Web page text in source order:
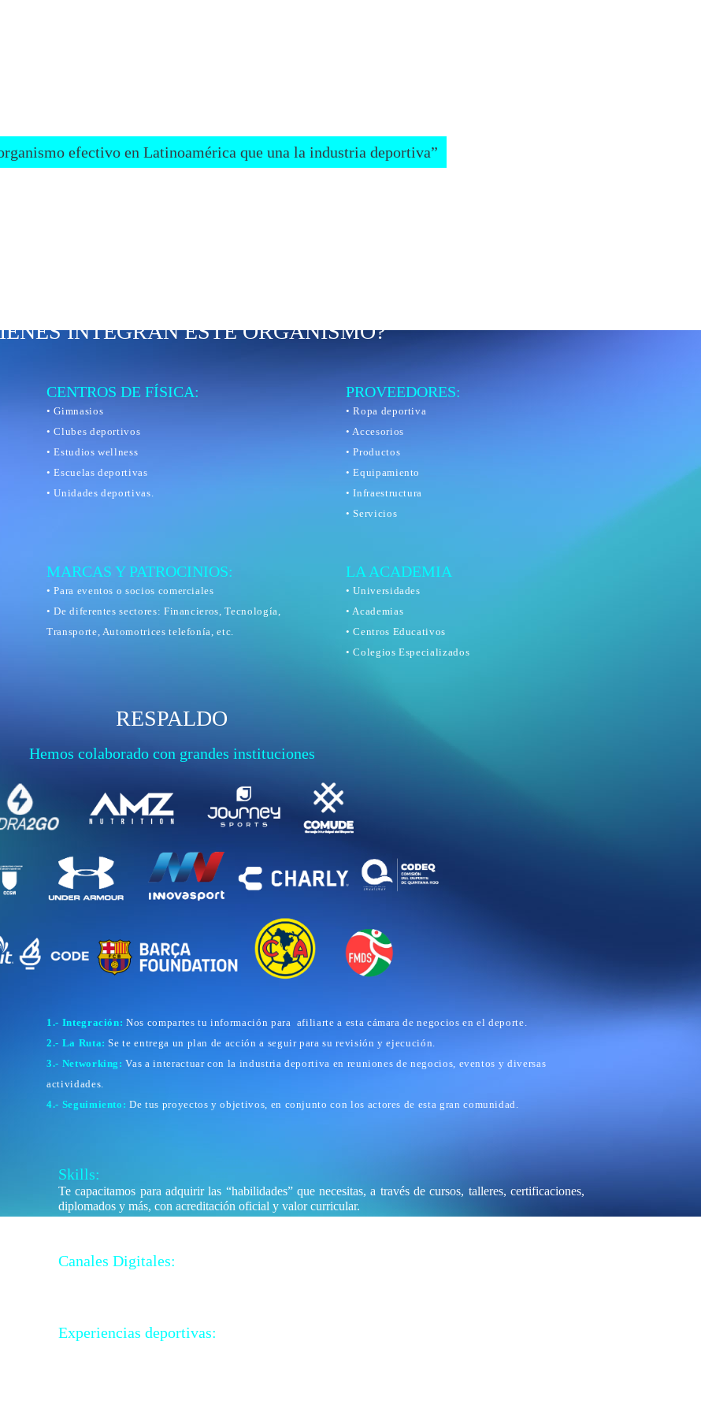
efectivo en Latinoamérica que una la industria deportiva”
INTEGRAN ESTE ORGANISMO?
CENTROS DE FÍSICA:
• Gimnasios
• Clubes deportivos
• Estudios wellness
• Escuelas deportivas
• Unidades deportivas.
PROVEEDORES:
• Ropa deportiva
• Accesorios
• Productos
• Equipamiento
• Infraestructura
• Servicios
MARCAS Y PATROCINIOS:
• Para eventos o socios comerciales
• De diferentes sectores: Financieros, Tecnología,
Transporte, Automotrices telefonía, etc.
LA ACADEMIA
• Universidades
• Academias
• Centros Educativos
• Colegios Especializados
RESPALDO
Hemos colaborado con grandes instituciones
1.- Integración: Nos compartes tu información para afiliarte a esta cámara de negocios en el deporte.
2.- La Ruta: Se te entrega un plan de acción a seguir para su revisión y ejecución.
3.- Networking: Vas a interactuar con la industria deportiva en reuniones de negocios, eventos y diversas
actividades.
4.- Seguimiento: De tus proyectos y objetivos, en conjunto con los actores de esta gran comunidad.
Skills:
Te capacitamos para adquirir las “habilidades” que necesitas, a través de cursos, talleres, certificaciones,
diplomados y más, con acreditación oficial y valor curricular.
Canales Digitales:
Experiencias deportivas: